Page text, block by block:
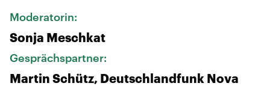
Moderatorin:
Sonja Meschkat
Gesprächspartner:
Martin Schütz, Deutschlandfunk Nova